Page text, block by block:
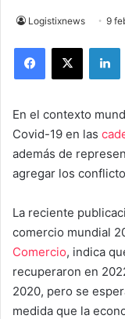
Logistixnews 9
En el contexto
Covid-19 en las
además de
agregar los
La reciente
comercio mundial
Comercio, indica
recuperaron en
2020, pero se
medida que la